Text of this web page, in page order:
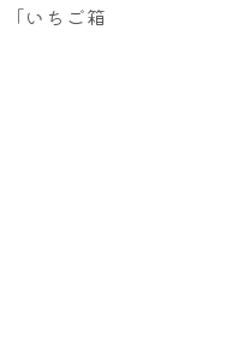
いちご箱